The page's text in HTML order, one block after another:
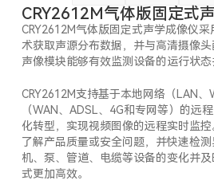
CRY2612M气体版固定式
CRY2612M气体版固定式声学成像仪
术获取声源分布数据，并与高清摄像头
声像模块能够有效监测设备的运行状态
CRY2612M支持基于本地网络（LAN、
（WAN、ADSL、4G和专网等）的远
化转型，实现视频图像的远程实时监
了解产品质量或安全问题，并快速检
机、泵、管道、电缆等设备的变化并
式更加高效。